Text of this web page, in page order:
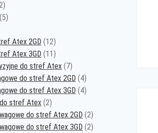
produktów
22
produkty
55
Atex 2GD 1212
produktów
Atex 3GD 1111
produktów
do stref Atex 77
produktów
do stref Atex 2GD 44
produkty
do stref Atex 3GD 44
stref Atex 22
produkty
do stref Atex 2GD 22
produkty
do stref Atex 3GD 22